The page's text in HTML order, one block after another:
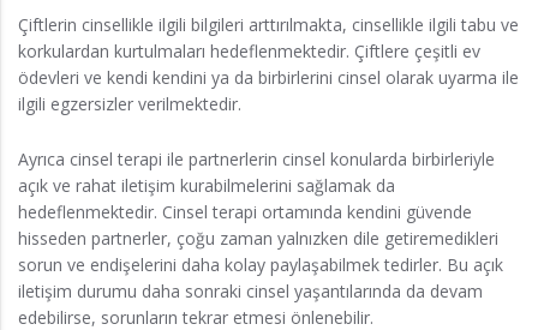
Çiftlerin cinsellikle ilgili bilgileri arttırılmakta, cinsellikle ilgili tabu ve
korkulardan kurtulmaları hedeflenmektedir. Çiftlere çeşitli ev
ödevleri ve kendi kendini ya da birbirlerini cinsel olarak uyarma ile
ilgili egzersizler verilmektedir.
Ayrıca cinsel terapi ile partnerlerin cinsel konularda birbirleriyle
açık ve rahat iletişim kurabilmelerini sağlamak da
hedeflenmektedir. Cinsel terapi ortamında kendini güvende
hisseden partnerler, çoğu zaman yalnızken dile getiremedikleri
sorun ve endişelerini daha kolay paylaşabilmek tedirler. Bu açık
iletişim durumu daha sonraki cinsel yaşantılarında da devam
edebilirse, sorunların tekrar etmesi önlenebilir.